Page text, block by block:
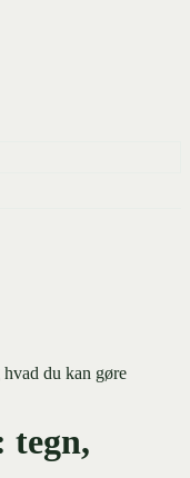
du kan gøre
tegn,